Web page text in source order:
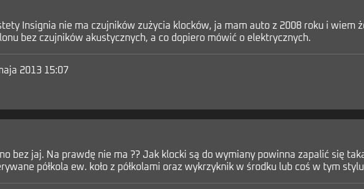
Insignia nie ma czujników zużycia klocków, ja mam auto z 2008 roku i wiem
bez czujników akustycznych, a co dopiero mówić o elektrycznych.
2013 15:07
bez jaj. Na prawdę nie ma ?? Jak klocki są do wymiany powinna zapalić się
półkola ew. koło z półkolami oraz wykrzyknik w środku lub coś w tym